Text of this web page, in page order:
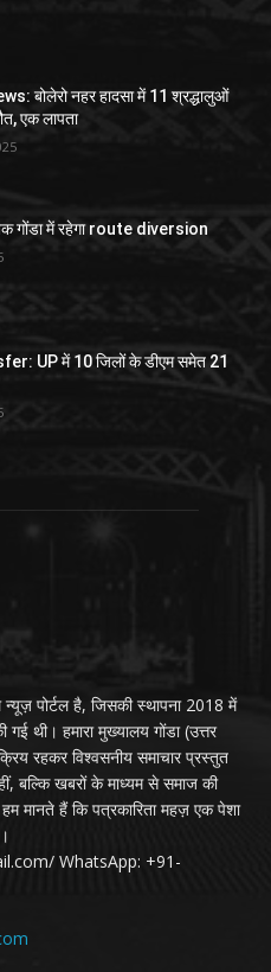
बोलेरो नहर हादसा में 11 श्रद्धालुओं
एक लापता
गोंडा में रहेगा route diversion
UP में 10 जिलों के डीएम समेत 21
पोर्टल है, जिसकी स्थापना 2018 में
थी। हमारा मुख्यालय गोंडा (उत्तर
रहकर विश्वसनीय समाचार प्रस्तुत
बल्कि खबरों के माध्यम से समाज की
मानते हैं कि पत्रकारिता महज़ एक पेशा
WhatsApp: +91-